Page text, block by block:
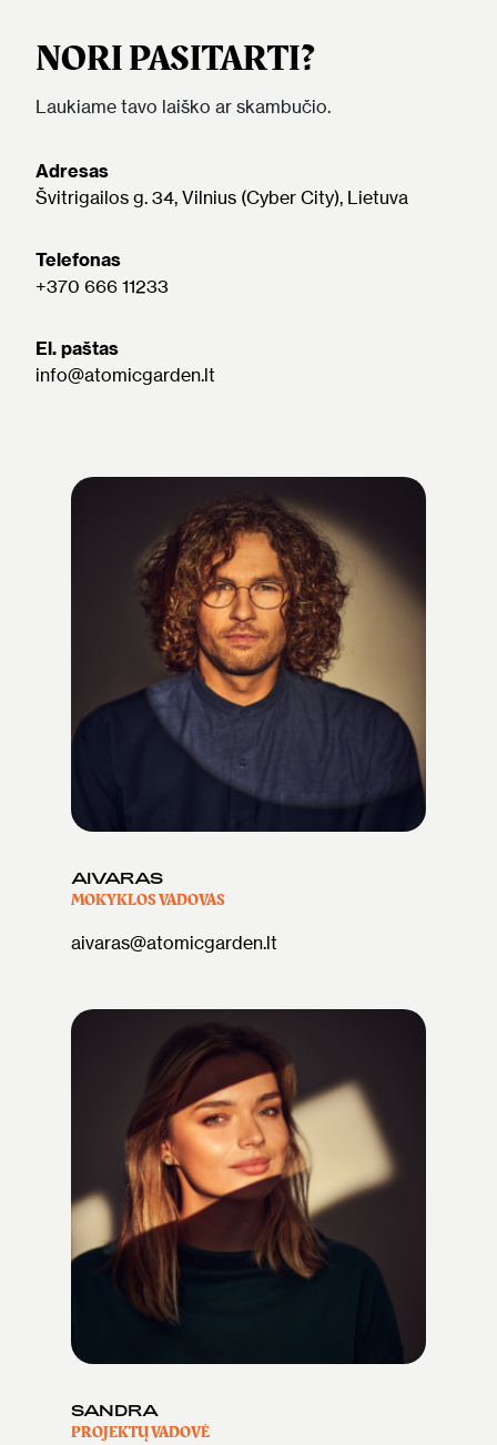
NORI PASITARTI?
Laukiame tavo laiško ar skambučio.
Adresas
Švitrigailos g. 34, Vilnius (Cyber City), Lietuva
Telefonas
+370 666 11233
El. paštas
info@atomicgarden.lt
AIVARAS
MOKYKLOS VADOVAS
aivaras@atomicgarden.lt
SANDRA
PROJEKTŲ VADOVĖ